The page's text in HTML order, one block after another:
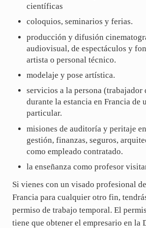
científicas
coloquios, seminarios y ferias.
producción y difusión
audiovisual, de espectáculos y
artista o personal técnico.
modelaje y pose artística.
servicios a la persona (trabajador
durante la estancia en Francia de
particular.
misiones de auditoría y peritaje
gestión, finanzas, seguros,
como empleado contratado.
la enseñanza como profesor
Si vienes con un visado profesional
Francia para cualquier otro fin,
permiso de trabajo temporal. El
tiene que obtener el empresario en la